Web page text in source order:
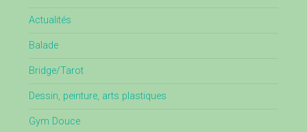
Actualités
Balade
Bridge/Tarot
Dessin, peinture, arts plastiques
Gym Douce